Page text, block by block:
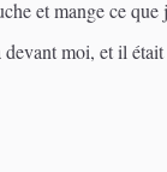
et mange ce que
moi, et il